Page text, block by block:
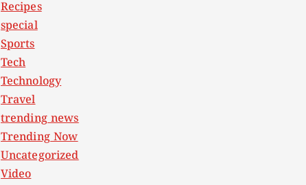
Recipes
special
Sports
Tech
Technology
Travel
trending news
Trending Now
Uncategorized
Video